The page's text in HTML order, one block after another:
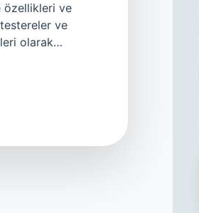
özellikleri ve
ve
olarak…